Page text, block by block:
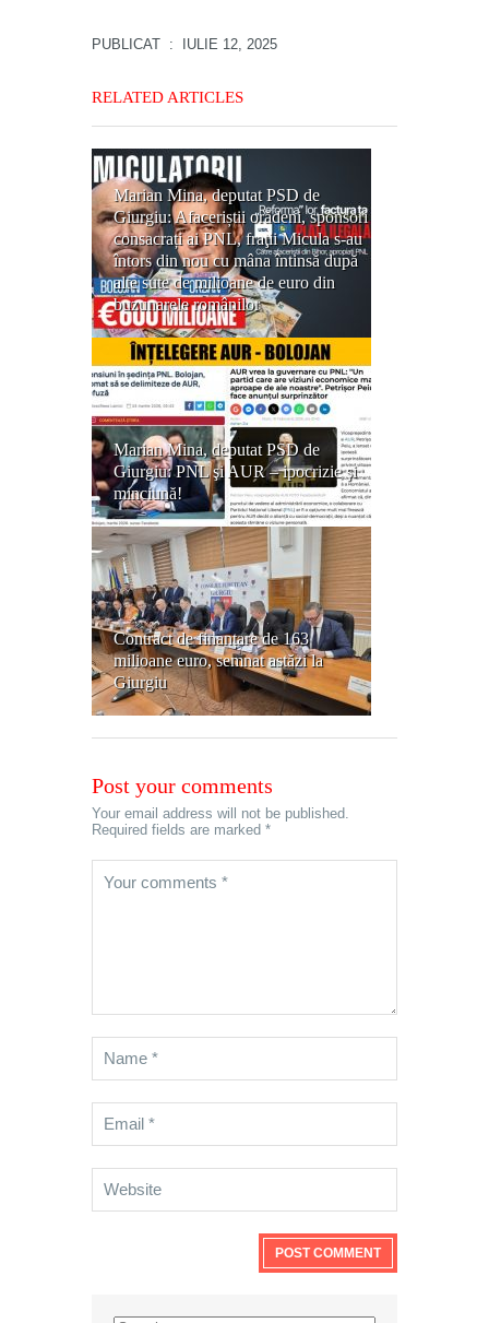
PUBLICAT : IULIE 12, 2025
RELATED ARTICLES
Marian Mina, deputat PSD de
Giurgiu: Afaceriștii orădeni, sponsori
consacrați ai PNL, fraţii Micula s-au
întors din nou cu mâna întinsă după
alte sute de milioane de euro din
buzunarele românilor
Marian Mina, deputat PSD de
Giurgiu: PNL şi AUR – ipocrizie şi
minciună!
Contract de finanțare de 163
milioane euro, semnat astăzi la
Giurgiu
Post your comments
Your email address will not be published.
Required fields are marked *